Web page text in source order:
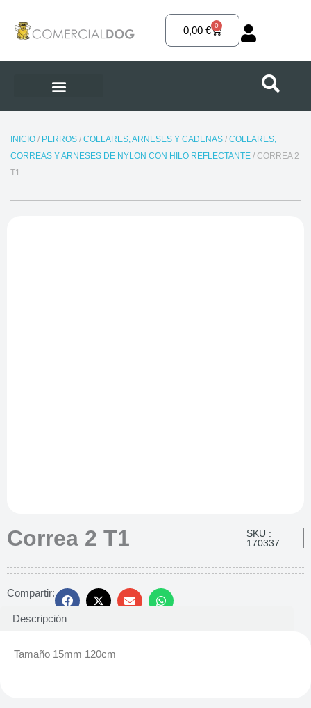
contenido
0,00€ 0
Carrito
INICIO/ PERROS/ COLLARES, ARNESES Y CADENAS/ COLLARES,
CORREAS Y ARNESES DE NYLON CON HILO REFLECTANTE/ CORREA 2
T1
Correa 2 T1
SKU :
170337
Compartir:
Descripción
Tamaño 15mm 120cm